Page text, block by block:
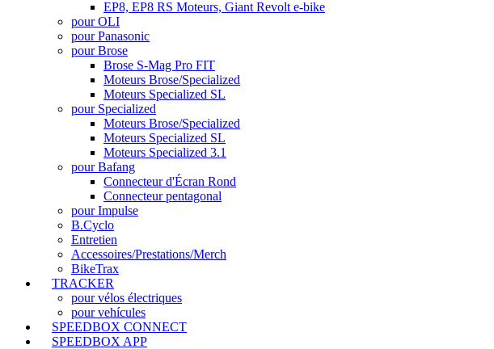
EP8, EP8 RS Moteurs, Giant Revolt e-bike
pour OLI
pour Panasonic
pour Brose
Brose S-Mag Pro FIT
Moteurs Brose/Specialized
Moteurs Specialized SL
pour Specialized
Moteurs Brose/Specialized
Moteurs Specialized SL
Moteurs Specialized 3.1
pour Bafang
Connecteur d'Écran Rond
Connecteur pentagonal
pour Impulse
B.Cyclo
Entretien
Accessoires/Prestations/Merch
BikeTrax
TRACKER
pour vélos électriques
pour vehícules
SPEEDBOX CONNECT
SPEEDBOX APP